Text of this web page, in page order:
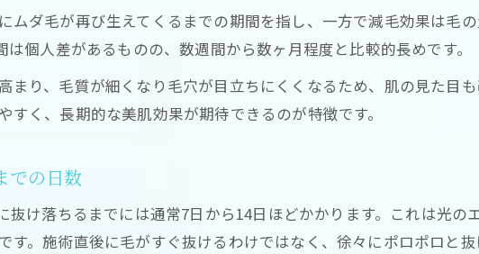
ムダ毛が再び生えてくるまでの期間を指し、一方で減毛効果は毛
個人差があるものの、数週間から数ヶ月程度と比較的長めです。
まり、毛質が細くなり毛穴が目立ちにくくなるため、肌の見た目
すく、長期的な美肌効果が期待できるのが特徴です。
での日数
抜け落ちるまでには通常7日から14日ほどかかります。これは光
す。施術直後に毛がすぐ抜けるわけではなく、徐々にポロポロと抜